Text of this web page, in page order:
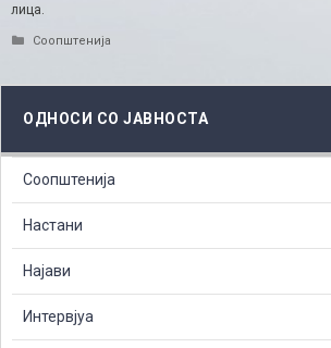
лица.
Categories
Соопштенија
ОДНОСИ СО ЈАВНОСТА
Соопштенија
Настани
Најави
Интервјуа